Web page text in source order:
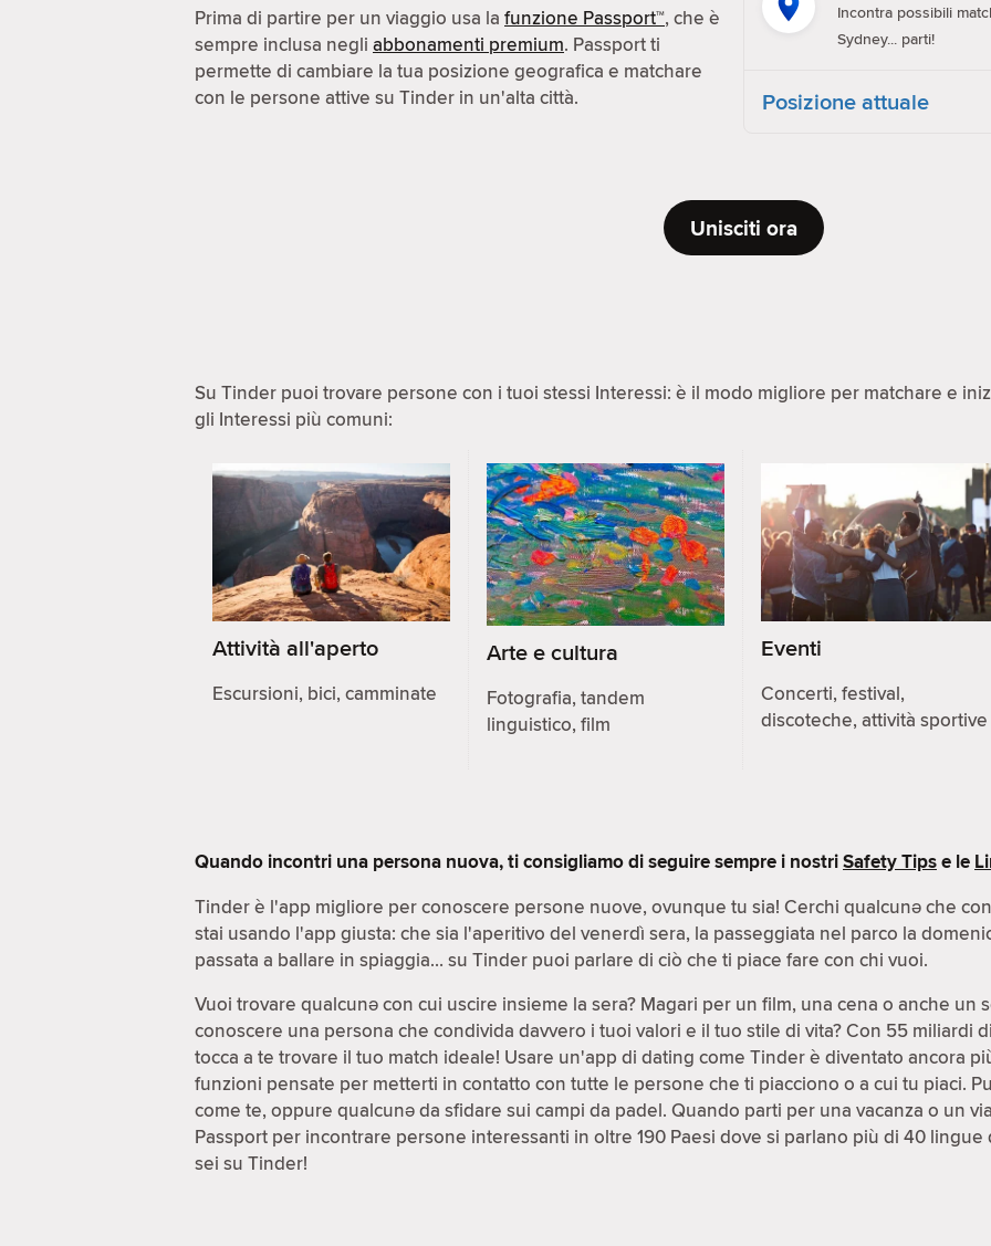
Prima di partire per un viaggio usa la funzione Passport™, che è
sempre inclusa negli abbonamenti premium. Passport ti
permette di cambiare la tua posizione geografica e matchare
con le persone attive su Tinder in un'alta città.
Incontra possibili
Sydney... parti!
Posizione attuale
Unisciti ora
Su Tinder puoi trovare persone con i tuoi stessi Interessi: è il modo migliore per matchare e
gli Interessi più comuni:
Attività all'aperto
Escursioni, bici, camminate
Arte e cultura
Fotografia, tandem
linguistico, film
Eventi
Concerti, festival,
discoteche, attività sportive
Quando incontri una persona nuova, ti consigliamo di seguire sempre i nostriSafety Tipse le
Tinder è l'app migliore per conoscere persone nuove, ovunque tu sia! Cerchi qualcunə che
stai usando l'app giusta: che sia l'aperitivo del venerdì sera, la passeggiata nel parco la
passata a ballare in spiaggia… su Tinder puoi parlare di ciò che ti piace fare con chi vuoi.
Vuoi trovare qualcunə con cui uscire insieme la sera? Magari per un film, una cena o anche un
conoscere una persona che condivida davvero i tuoi valori e il tuo stile di vita? Con 55 miliardi
tocca a te trovare il tuo match ideale! Usare un'app di dating come Tinder è diventato ancora
funzioni pensate per metterti in contatto con tutte le persone che ti piacciono o a cui tu piaci.
come te, oppure qualcunə da sfidare sui campi da padel. Quando parti per una vacanza o un
Passport per incontrare persone interessanti in oltre 190 Paesi dove si parlano più di 40
sei su Tinder!